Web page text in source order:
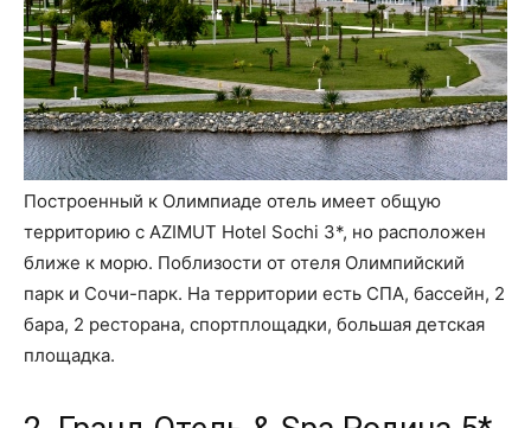
Построенный к Олимпиаде отель имеет общую
территорию с AZIMUT Hotel Sochi 3*, но расположен
ближе к морю. Поблизости от отеля Олимпийский
парк и Сочи-парк. На территории есть СПА, бассейн, 2
бара, 2 ресторана, спортплощадки, большая детская
площадка.